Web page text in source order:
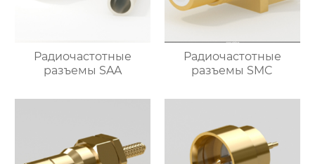
Радиочастотные
разъемы SAA
Радиочастотные
разъемы SMC